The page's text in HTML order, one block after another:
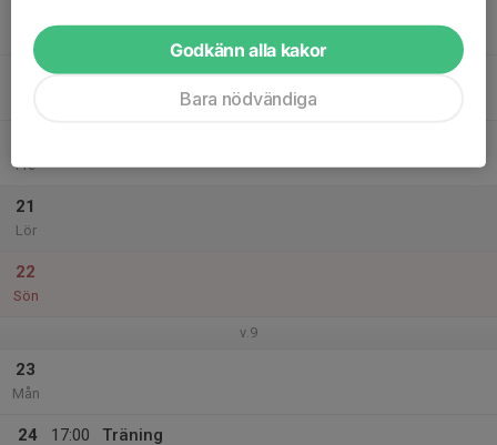
Ons
Fre
21
Lör
22
Sön
v.9
23
Mån
24
17:00
Träning
Godkänn alla kakor
Bara nödvändiga